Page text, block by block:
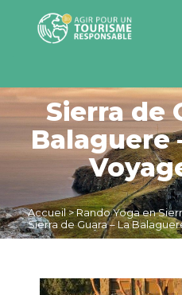
Sierra de
Balaguere
Accueil>Rando Yoga en
Sierra de Guara – La